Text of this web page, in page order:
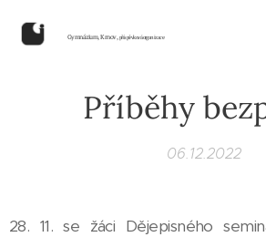
Gymnázium, Krnov,příspěvková organizace
Příběhy
06.12.2022
28. 11. se žáci Dějepisného